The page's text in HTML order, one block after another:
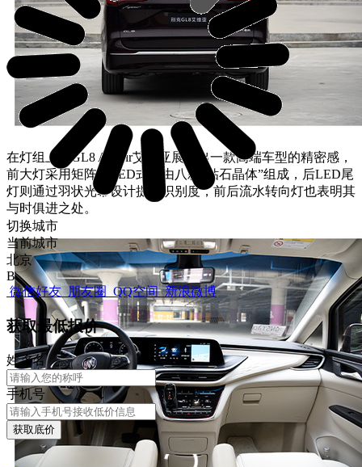
在灯组上，GL8 Avenir艾维亚展示出一款高端车型的精密感，
前大灯采用矩阵式LED式，由八颗“钻石晶体”组成，后LED尾
灯则通过羽状光幕设计提高识别度，前后流水转向灯也表明其
与时俱进之处。
切换城市
当前城市
北京
B
微信好友 朋友圈 QQ空间 新浪微博
获取最低报价
姓名名
手机号
获取底价